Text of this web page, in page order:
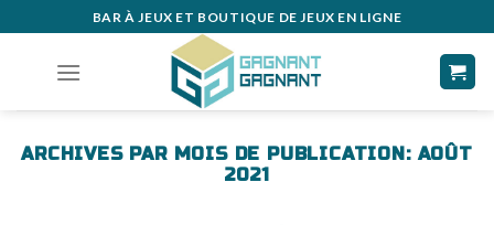
content
BAR À JEUX ET BOUTIQUE DE JEUX EN LIGNE
ARCHIVES PAR MOIS DE PUBLICATION:AOÛT
2021